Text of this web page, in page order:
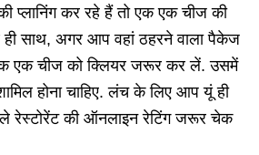
कर रहे हैं तो एक एक चीज की
ही साथ, अगर आप वहां ठहरने वाला पैकेज
एक चीज को क्लियर जरूर कर लें. उसमें
होना चाहिए. लंच के लिए आप यूं ही
रेस्टोरेंट की ऑनलाइन रेटिंग जरूर चेक